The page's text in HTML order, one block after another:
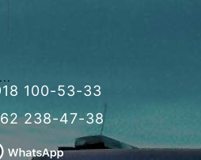
...
100-53-33
238-47-38